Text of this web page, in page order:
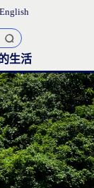
English
生活
建设
生活